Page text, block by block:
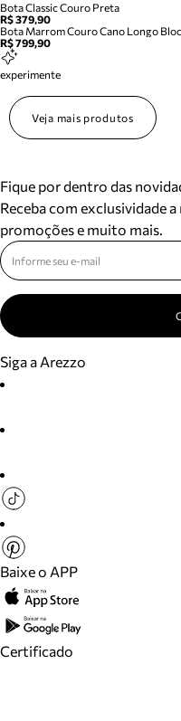
Bota Classic Couro Preta
R$ 379,90
Bota Marrom Couro Cano Longo
R$ 799,90
experimente
Veja mais produtos
Fique por dentro das
Receba com exclusividade
promoções e muito mais.
Siga a Arezzo
Baixe o APP
Certificado